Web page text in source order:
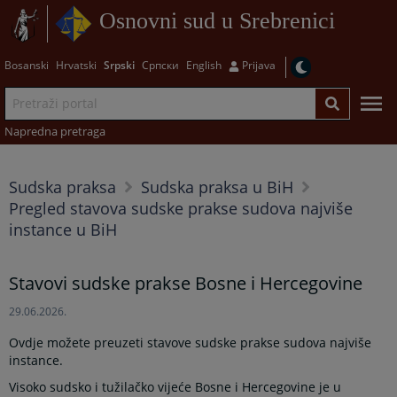
Osnovni sud u Srebrenici
Bosanski Hrvatski Srpski Српски English Prijava
Napredna pretraga
Sudska praksa
Sudska praksa u BiH
Pregled stavova sudske prakse sudova najviše
instance u BiH
Stavovi sudske prakse Bosne i Hercegovine
29.06.2026.
Ovdje možete preuzeti stavove sudske prakse sudova najviše
instance.
Visoko sudsko i tužilačko vijeće Bosne i Hercegovine je u